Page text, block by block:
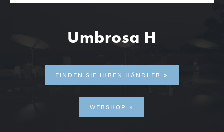
Umbrosa H
FINDEN SIE IHREN HÄNDLER
WEBSHOP